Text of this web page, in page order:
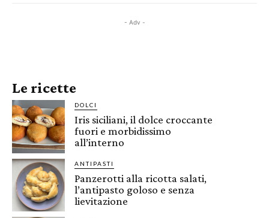
- Adv -
Le ricette
DOLCI
Iris siciliani, il dolce croccante
fuori e morbidissimo
all’interno
ANTIPASTI
Panzerotti alla ricotta salati,
l’antipasto goloso e senza
lievitazione